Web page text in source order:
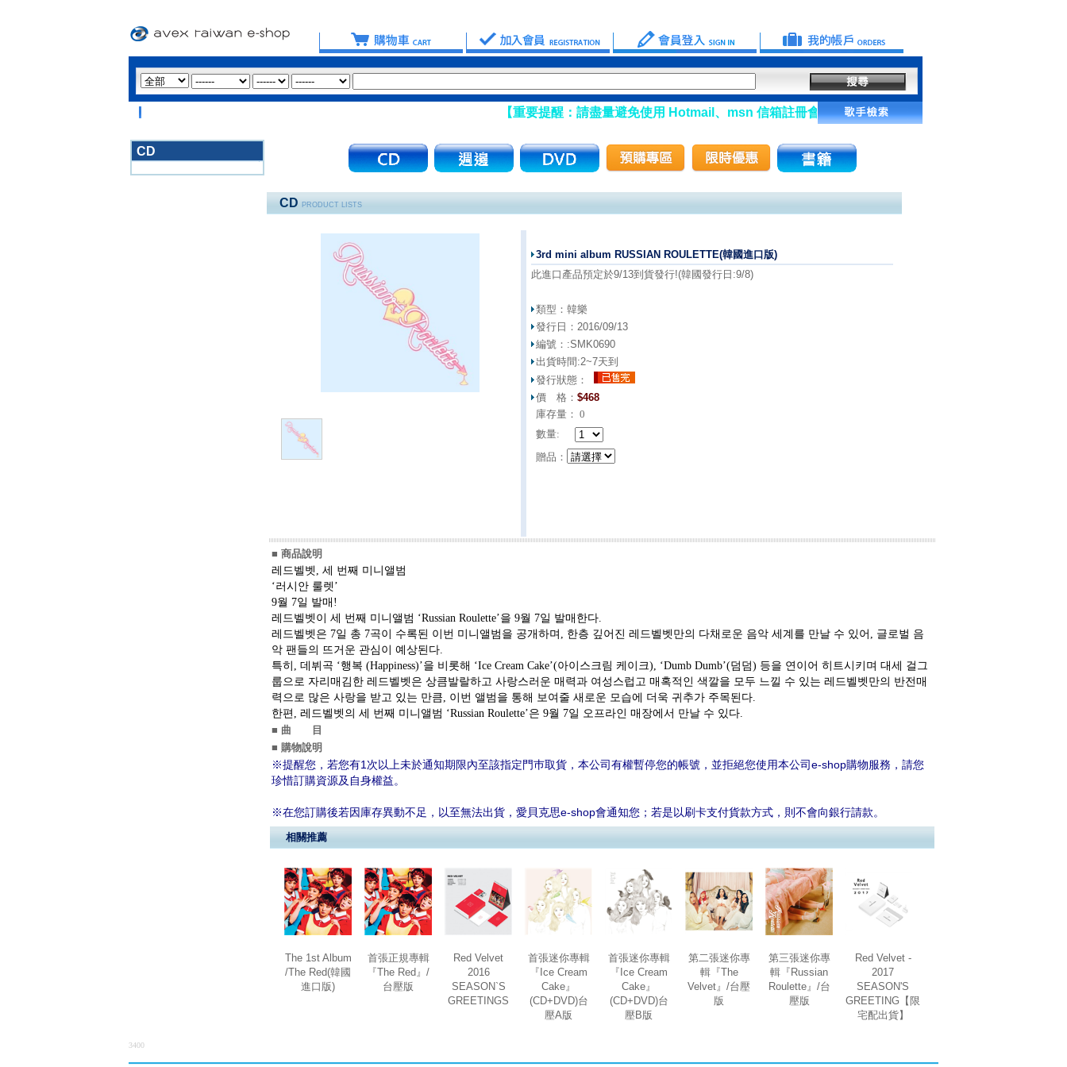
【重要提醒：請盡量避免使用 Hotmail、msn 信箱註冊會員】
CD
CD PRODUCT LISTS
3rd mini album RUSSIAN ROULETTE(韓國進口版)
此進口產品預定於9/13到貨發行!(韓國發行日:9/8)
類型： 韓樂
發行日： 2016/09/13
編號：:SMK0690
出貨時間:2~7天到
發行狀態：
價 格： $468
庫存量： 0
數量:
贈品：
■ 商品說明
레드벨벳, 세 번째 미니앨범
‘러시안 룰렛’
9월 7일 발매!
레드벨벳이 세 번째 미니앨범 ‘Russian Roulette’을 9월 7일 발매한다.
레드벨벳은 7일 총 7곡이 수록된 이번 미니앨범을 공개하며, 한층 깊어진 레드벨벳만의 다채로운 음악 세계를 만날 수 있어, 글로벌 음
악 팬들의 뜨거운 관심이 예상된다.
특히, 데뷔곡 ‘행복 (Happiness)’을 비롯해 ‘Ice Cream Cake’(아이스크림 케이크), ‘Dumb Dumb’(덤덤) 등을 연이어 히트시키며 대세 걸그
룹으로 자리매김한 레드벨벳은 상큼발랄하고 사랑스러운 매력과 여성스럽고 매혹적인 색깔을 모두 느낄 수 있는 레드벨벳만의 반전매
력으로 많은 사랑을 받고 있는 만큼, 이번 앨범을 통해 보여줄 새로운 모습에 더욱 귀추가 주목된다.
한편, 레드벨벳의 세 번째 미니앨범 ‘Russian Roulette’은 9월 7일 오프라인 매장에서 만날 수 있다.
■ 曲 目
■ 購物說明
※提醒您，若您有1次以上未於通知期限內至該指定門巿取貨，本公司有權暫停您的帳號，並拒絕您使用本公司e-shop購物服務，請您
珍惜訂購資源及自身權益。
※在您訂購後若因庫存異動不足，以至無法出貨，愛貝克思e-shop會通知您；若是以刷卡支付貨款方式，則不會向銀行請款。
相關推薦
The 1st Album
/The Red(韓國
進口版)
首張正規專輯
『The Red』/
台壓版
Red Velvet
2016
SEASON`S
GREETINGS
首張迷你專輯
『Ice Cream
Cake』
(CD+DVD)台
壓A版
首張迷你專輯
『Ice Cream
Cake』
(CD+DVD)台
壓B版
第二張迷你專
輯『The
Velvet』/台壓
版
第三張迷你專
輯『Russian
Roulette』/台
壓版
Red Velvet -
2017
SEASON'S
GREETING【限
宅配出貨】
3400